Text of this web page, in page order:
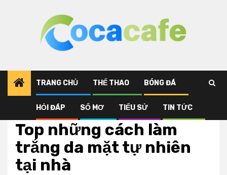
TRANG CHỦ THỂ THAO BÓNG ĐÁ
HỎI ĐÁP SỔ MƠ TIỂU SỬ TIN TỨC
Top những cách làm
trắng da mặt tự nhiên
tại nhà